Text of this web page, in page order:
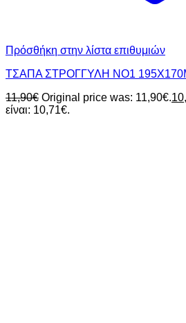
Πρόσθήκη στην λίστα επιθυμιών
ΤΣΑΠΑ ΣΤΡΟΓΓΥΛΗ NO1
11,90€ Original price was: 11,90€.
είναι: 10,71€.